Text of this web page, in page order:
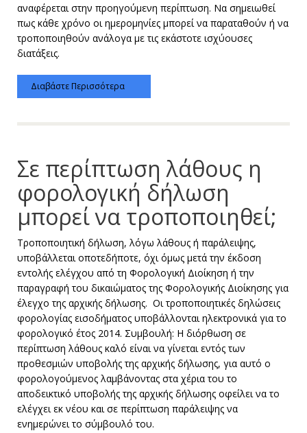
αναφέρεται στην προηγούμενη περίπτωση. Να σημειωθεί
πως κάθε χρόνο οι ημερομηνίες μπορεί να παραταθούν ή να
τροποποιηθούν ανάλογα με τις εκάστοτε ισχύουσες
διατάξεις.
Διαβάστε Περισσότερα
Σε περίπτωση λάθους η
φορολογική δήλωση
μπορεί να τροποποιηθεί;
Τροποποιητική δήλωση, λόγω λάθους ή παράλειψης,
υποβάλλεται οποτεδήποτε, όχι όμως μετά την έκδοση
εντολής ελέγχου από τη Φορολογική Διοίκηση ή την
παραγραφή του δικαιώματος της Φορολογικής Διοίκησης για
έλεγχο της αρχικής δήλωσης. Οι τροποποιητικές δηλώσεις
φορολογίας εισοδήματος υποβάλλονται ηλεκτρονικά για το
φορολογικό έτος 2014. Συμβουλή: Η διόρθωση σε
περίπτωση λάθους καλό είναι να γίνεται εντός των
προθεσμιών υποβολής της αρχικής δήλωσης, για αυτό ο
φορολογούμενος λαμβάνοντας στα χέρια του το
αποδεικτικό υποβολής της αρχικής δήλωσης οφείλει να το
ελέγχει εκ νέου και σε περίπτωση παράλειψης να
ενημερώνει το σύμβουλό του.